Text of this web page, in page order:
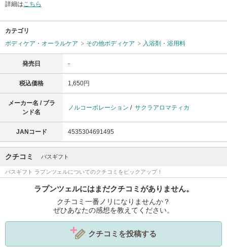
詳細はこちら
カテゴリ
ボディケア・オーラルケア
その他ボディケア 入浴剤・浴用料
発売日 -
税込価格 1,650円
メーカー名 / ブラ
ンド名
ノルコーポレーション / サクラアロマティカ
JANコード 4535304691495
クチコミ バスギフト
バスギフト ラプンツェルについてのクチコミをピックアップ！
ラプンツェルにはまだクチコミがありません。
クチコミ一番ノリになりませんか？
ぜひあなたの感想を教えてください。
クチコミを投稿する